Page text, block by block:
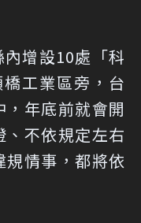
增設10處「科
工業區旁，台
年底前就會開
不依規定左右
情事，都將依